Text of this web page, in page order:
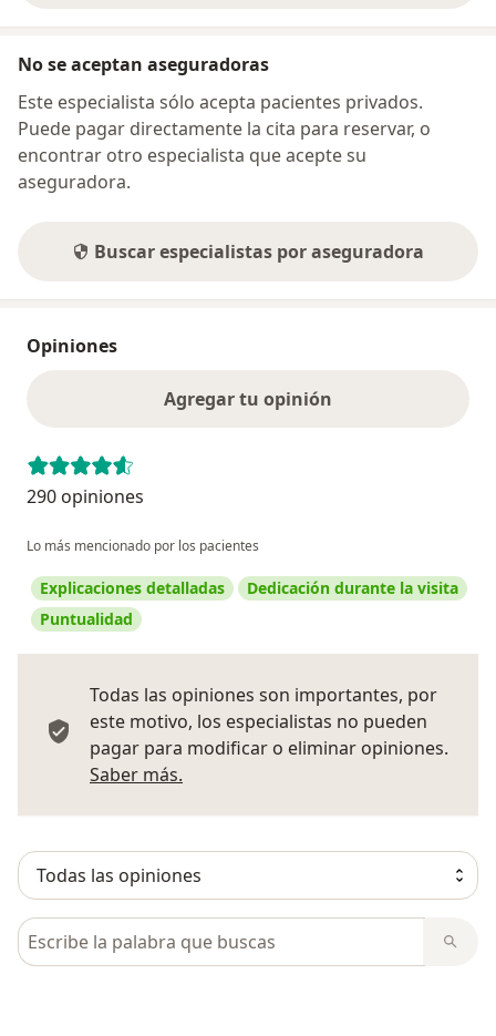
No se aceptan aseguradoras
Este especialista sólo acepta pacientes privados.
Puede pagar directamente la cita para reservar, o
encontrar otro especialista que acepte su
aseguradora.
Buscar especialistas por aseguradora
Opiniones
Agregar tu opinión
290 opiniones
Lo más mencionado por los pacientes
Explicaciones detalladas
Dedicación durante la visita
Puntualidad
Todas las opiniones son importantes, por
este motivo, los especialistas no pueden
pagar para modificar o eliminar opiniones.
Saber más.
Busca en opiniones